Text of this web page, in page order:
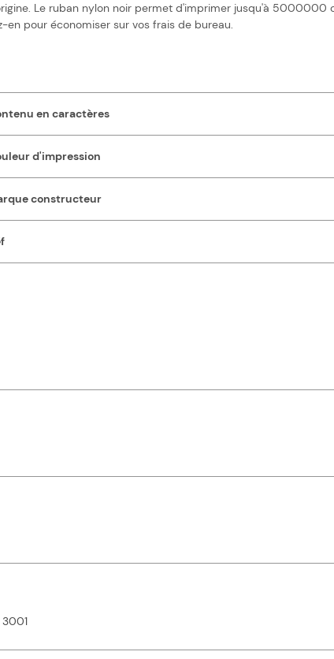
Le ruban nylon noir permet d'imprimer jusqu'à 5000000
pour économiser sur vos frais de bureau.
en caractères
d'impression
constructeur
3001